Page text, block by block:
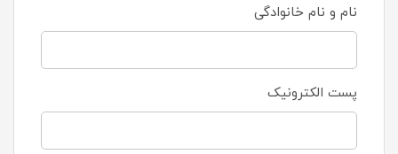
نام و نام خانوادگی
پست الکترونیک